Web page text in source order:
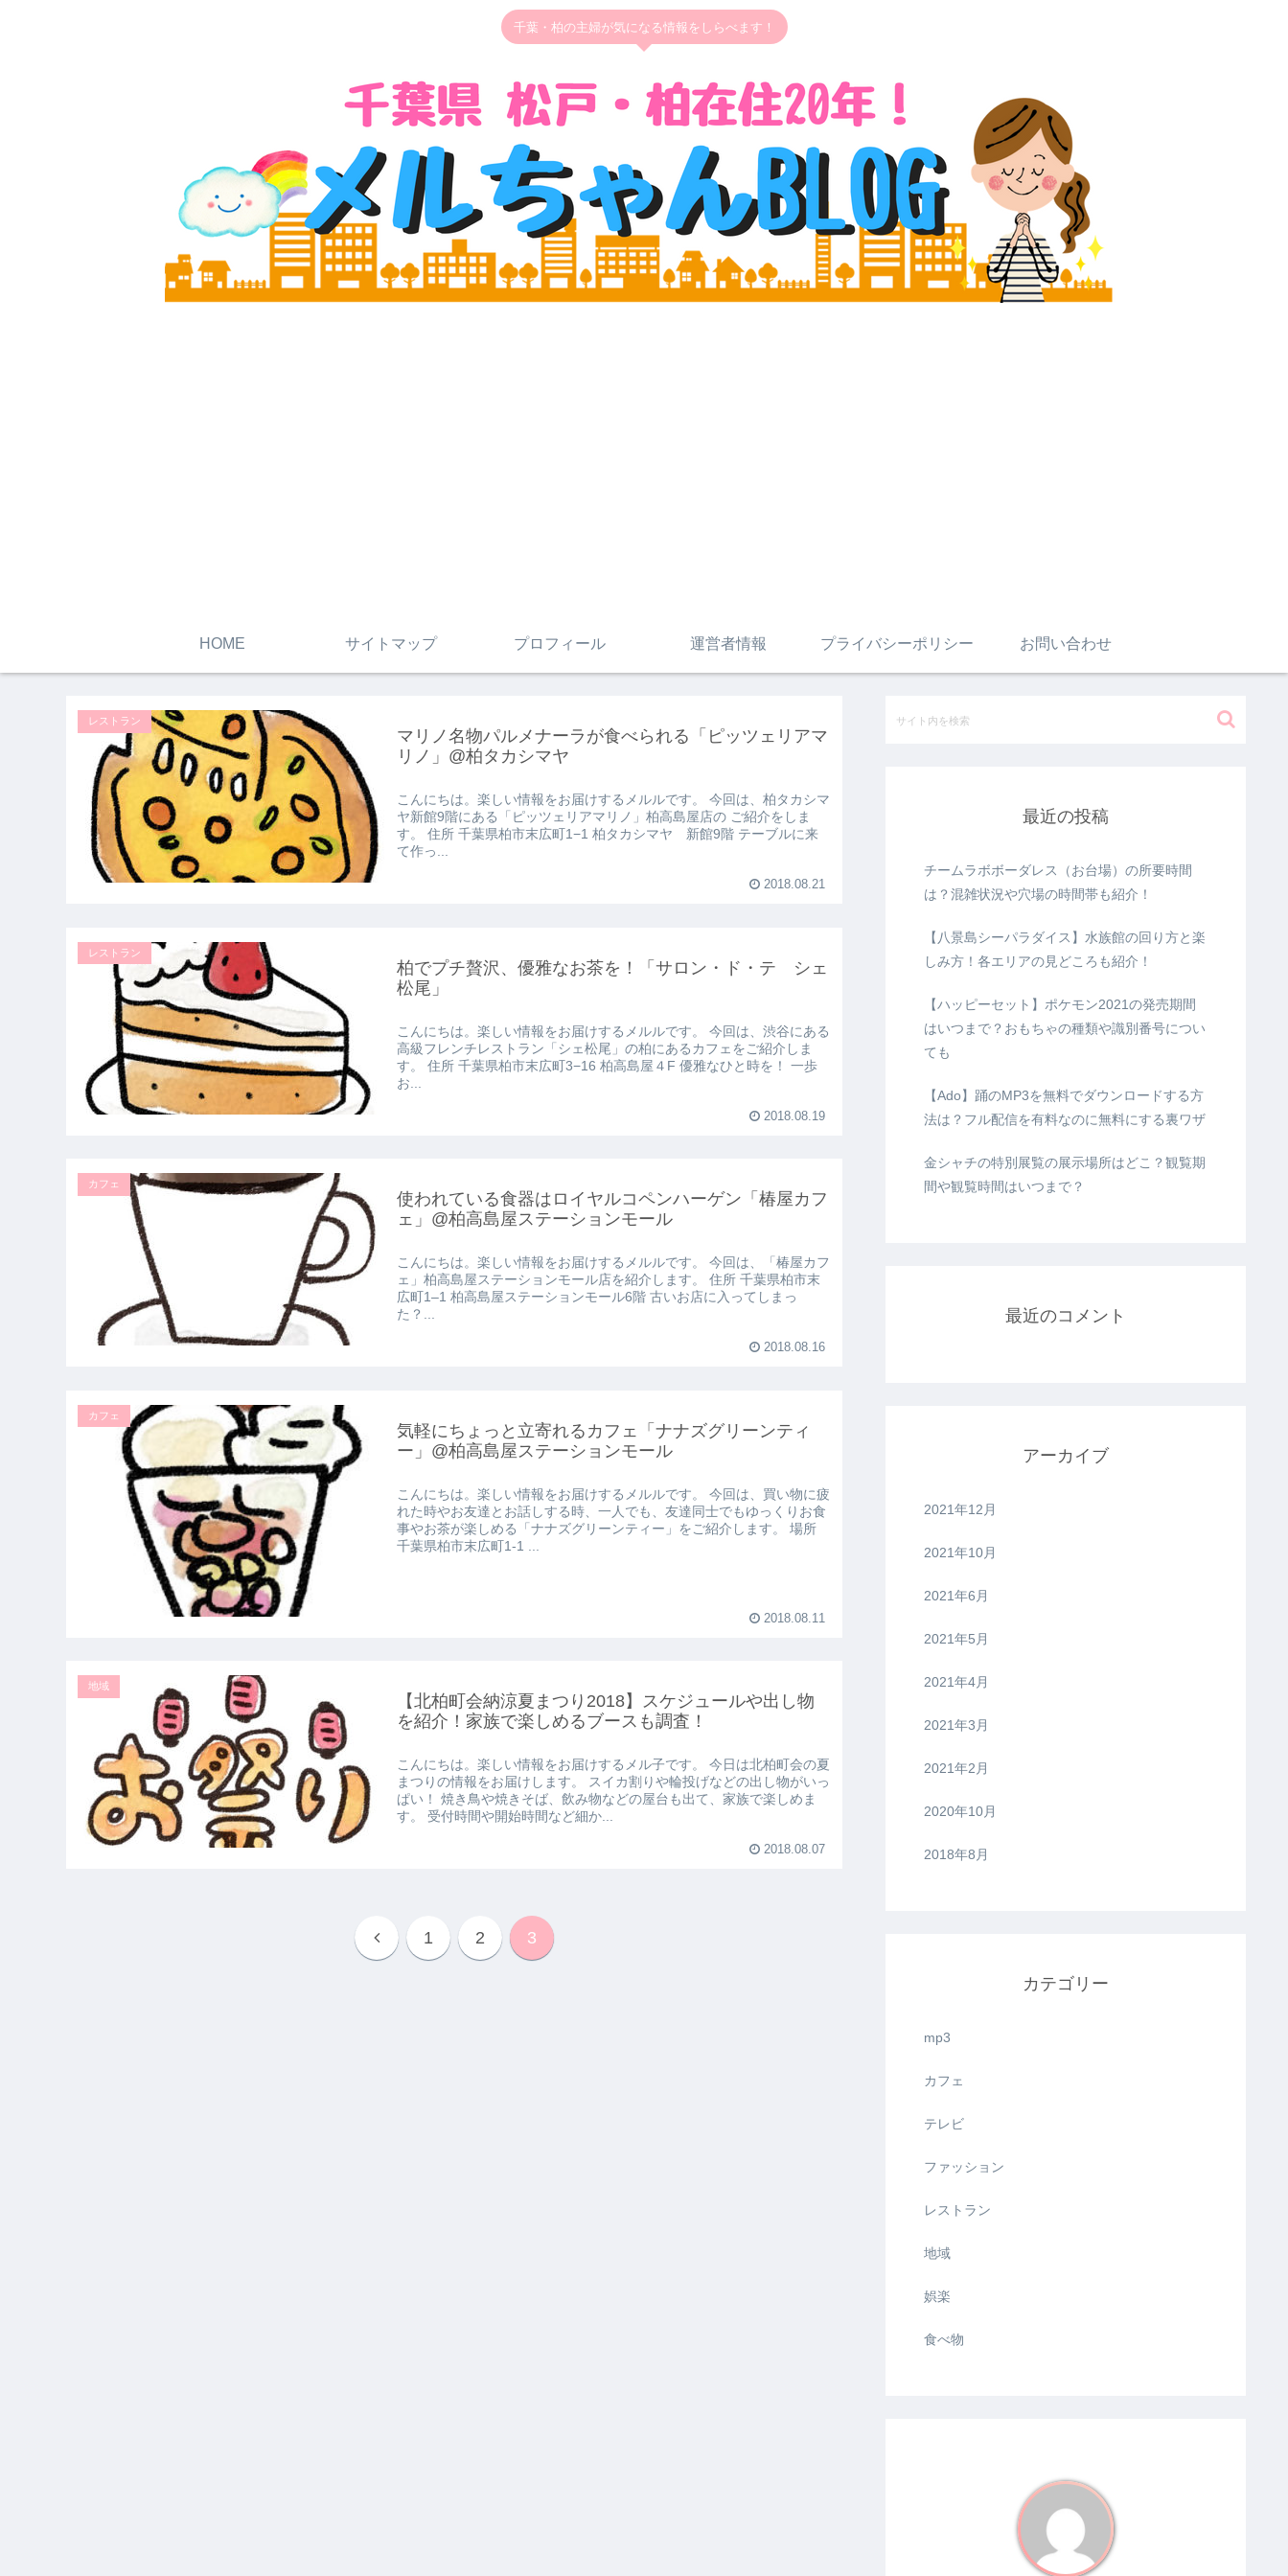
千葉・柏の主婦が気になる情報をしらべます！
HOME サイトマップ プロフィール 運営者情報 プライバシーポリシー お問い合わせ
レストラン
マリノ名物パルメナーラが食べられる「ピッツェリアマ
リノ」@柏タカシマヤ
こんにちは。楽しい情報をお届けするメルルです。 今回は、柏タカシマ
ヤ新館9階にある「ピッツェリアマリノ」柏高島屋店の ご紹介をしま
す。 住所 千葉県柏市末広町1−1 柏タカシマヤ 新館9階 テーブルに来
て作っ...
2018.08.21
レストラン
柏でプチ贅沢、優雅なお茶を！「サロン・ド・テ シェ
松尾」
こんにちは。楽しい情報をお届けするメルルです。 今回は、渋谷にある
高級フレンチレストラン「シェ松尾」の柏にあるカフェをご紹介しま
す。 住所 千葉県柏市末広町3−16 柏高島屋４F 優雅なひと時を！ 一歩
お...
2018.08.19
カフェ
使われている食器はロイヤルコペンハーゲン「椿屋カフ
ェ」@柏高島屋ステーションモール
こんにちは。楽しい情報をお届けするメルルです。 今回は、「椿屋カフ
ェ」柏高島屋ステーションモール店を紹介します。 住所 千葉県柏市末
広町1–1 柏高島屋ステーションモール6階 古いお店に入ってしまっ
た？...
2018.08.16
カフェ
気軽にちょっと立寄れるカフェ「ナナズグリーンティ
ー」@柏高島屋ステーションモール
こんにちは。楽しい情報をお届けするメルルです。 今回は、買い物に疲
れた時やお友達とお話しする時、一人でも、友達同士でもゆっくりお食
事やお茶が楽しめる「ナナズグリーンティー」をご紹介します。 場所
千葉県柏市末広町1-1 ...
2018.08.11
地域
【北柏町会納涼夏まつり2018】スケジュールや出し物
を紹介！家族で楽しめるブースも調査！
こんにちは。楽しい情報をお届けするメル子です。 今日は北柏町会の夏
まつりの情報をお届けします。 スイカ割りや輪投げなどの出し物がいっ
ぱい！ 焼き鳥や焼きそば、飲み物などの屋台も出て、家族で楽しめま
す。 受付時間や開始時間など細か...
2018.08.07
1 2 3
最近の投稿
チームラボボーダレス（お台場）の所要時間
は？混雑状況や穴場の時間帯も紹介！
【八景島シーパラダイス】水族館の回り方と楽
しみ方！各エリアの見どころも紹介！
【ハッピーセット】ポケモン2021の発売期間
はいつまで？おもちゃの種類や識別番号につい
ても
【Ado】踊のMP3を無料でダウンロードする方
法は？フル配信を有料なのに無料にする裏ワザ
金シャチの特別展覧の展示場所はどこ？観覧期
間や観覧時間はいつまで？
最近のコメント
アーカイブ
2021年12月
2021年10月
2021年6月
2021年5月
2021年4月
2021年3月
2021年2月
2020年10月
2018年8月
カテゴリー
mp3
カフェ
テレビ
ファッション
レストラン
地域
娯楽
食べ物